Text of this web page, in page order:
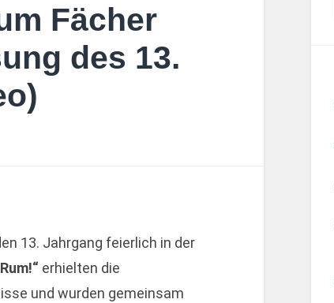
Fächer
des 13.
13. Jahrgang feierlich in der
erhielten die
und wurden gemeinsam